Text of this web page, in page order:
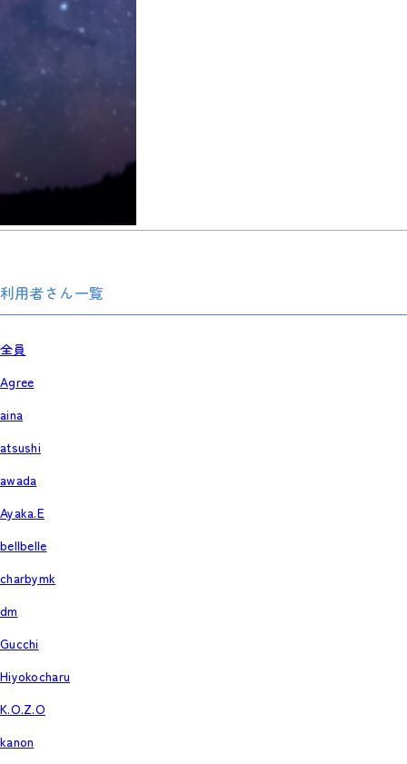
利用者さん一覧
全員
Agree
aina
atsushi
awada
Ayaka.E
bellbelle
charbymk
dm
Gucchi
Hiyokocharu
K.O.Z.O
kanon